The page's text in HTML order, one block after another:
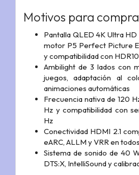
Motivos para
Pantalla QLED 4K Ultra
motor P5 Perfect Picture
y compatibilidad con
Ambilight de 3 lados con
juegos, adaptación al
animaciones automáticas
Frecuencia nativa de 120
Hz y compatibilidad con
Hz
Conectividad HDMI 2.1
eARC, ALLM y VRR en
Sistema de sonido de 40
DTS:X, IntelliSound y